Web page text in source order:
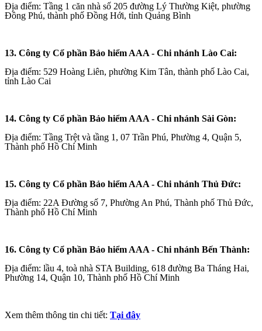
Địa điểm: Tầng 1 căn nhà số 205 đường Lý Thường Kiệt, phường
Đồng Phú, thành phố Đồng Hới, tỉnh Quảng Bình
13. Công ty Cổ phần Bảo hiểm AAA - Chi nhánh Lào Cai:
Địa điểm: 529 Hoàng Liên, phường Kim Tân, thành phố Lào Cai,
tỉnh Lào Cai
14. Công ty Cổ phần Bảo hiểm AAA - Chi nhánh Sài Gòn:
Địa điểm: Tầng Trệt và tầng 1, 07 Trần Phú, Phường 4, Quận 5,
Thành phố Hồ Chí Minh
15. Công ty Cổ phần Bảo hiểm AAA - Chi nhánh Thủ Đức:
Địa điểm: 22A Đường số 7, Phường An Phú, Thành phố Thủ Đức,
Thành phố Hồ Chí Minh
16. Công ty Cổ phần Bảo hiểm AAA - Chi nhánh Bến Thành:
Địa điểm: lầu 4, toà nhà STA Building, 618 đường Ba Tháng Hai,
Phường 14, Quận 10, Thành phố Hồ Chí Minh
Xem thêm thông tin chi tiết: Tại đây